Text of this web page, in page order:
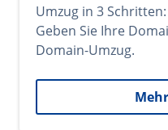
Umzug in 3
Geben Sie Ihre
Domain-Umzug.